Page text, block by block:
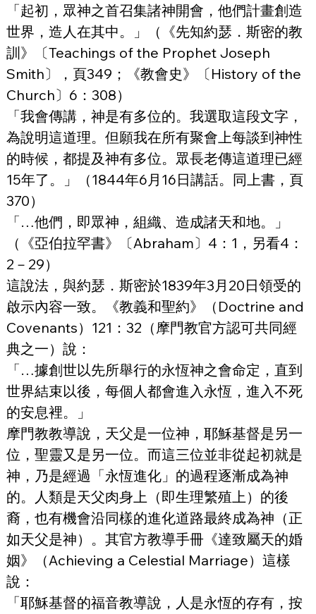
「起初，眾神之首召集諸神開會，他們計畫創造
世界，造人在其中。」（《先知約瑟．斯密的教
訓》〔Teachings of the Prophet Joseph
Smith〕，頁349；《教會史》〔History of the
Church〕6：308）
「我會傳講，神是有多位的。我選取這段文字，
為說明這道理。但願我在所有聚會上每談到神性
的時候，都提及神有多位。眾長老傳這道理已經
15年了。」（1844年6月16日講話。同上書，頁
370）
「…他們，即眾神，組織、造成諸天和地。」
（《亞伯拉罕書》〔Abraham〕4：1，另看4：
2－29）
這說法，與約瑟．斯密於1839年3月20日領受的
啟示內容一致。《教義和聖約》（Doctrine and
Covenants）121：32（摩門教官方認可共同經
典之一）說：
「…據創世以先所舉行的永恆神之會命定，直到
世界結束以後，每個人都會進入永恆，進入不死
的安息裡。」
摩門教教導說，天父是一位神，耶穌基督是另一
位，聖靈又是另一位。而這三位並非從起初就是
神，乃是經過「永恆進化」的過程逐漸成為神
的。人類是天父肉身上（即生理繁殖上）的後
裔，也有機會沿同樣的進化道路最終成為神（正
如天父是神）。其官方教導手冊《達致屬天的婚
姻》（Achieving a Celestial Marriage）這樣
說：
「耶穌基督的福音教導說，人是永恆的存有，按